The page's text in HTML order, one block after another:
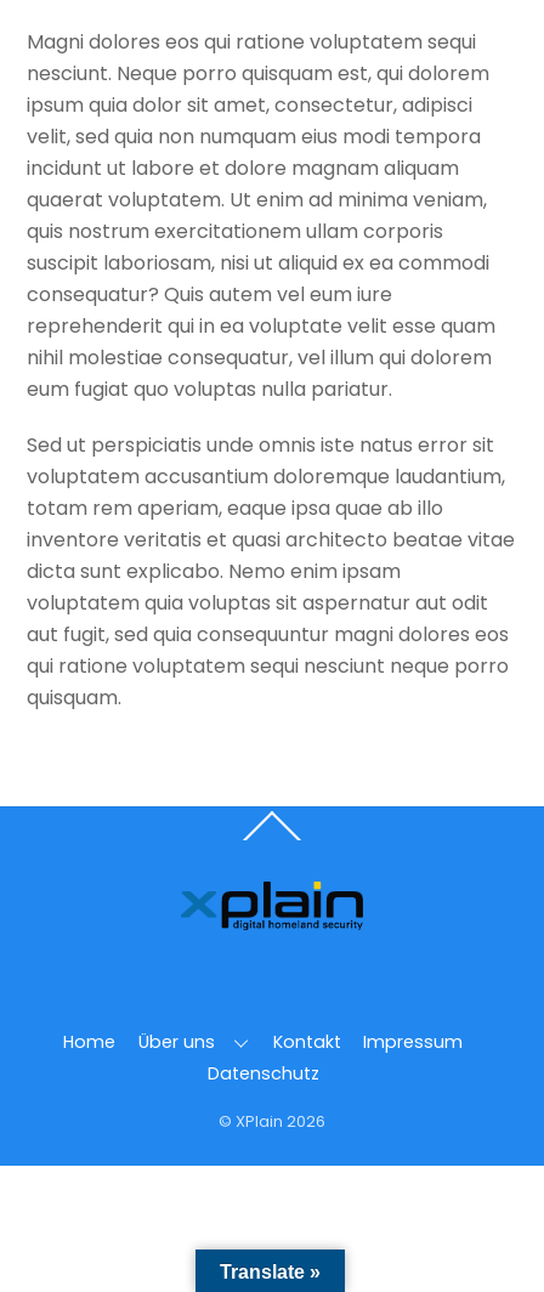
Magni dolores eos qui ratione voluptatem sequi
nesciunt. Neque porro quisquam est, qui dolorem
ipsum quia dolor sit amet, consectetur, adipisci
velit, sed quia non numquam eius modi tempora
incidunt ut labore et dolore magnam aliquam
quaerat voluptatem. Ut enim ad minima veniam,
quis nostrum exercitationem ullam corporis
suscipit laboriosam, nisi ut aliquid ex ea commodi
consequatur? Quis autem vel eum iure
reprehenderit qui in ea voluptate velit esse quam
nihil molestiae consequatur, vel illum qui dolorem
eum fugiat quo voluptas nulla pariatur.
Sed ut perspiciatis unde omnis iste natus error sit
voluptatem accusantium doloremque laudantium,
totam rem aperiam, eaque ipsa quae ab illo
inventore veritatis et quasi architecto beatae vitae
dicta sunt explicabo. Nemo enim ipsam
voluptatem quia voluptas sit aspernatur aut odit
aut fugit, sed quia consequuntur magni dolores eos
qui ratione voluptatem sequi nesciunt neque porro
quisquam.
To
Home Über uns Kontakt
Impressum
Datenschutz
© XPlain 2026
Translate »